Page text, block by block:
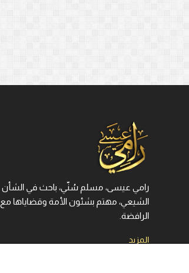
رامي عيسى، مسلم سُنّي، باحث في الشأن
الشيعي، مهتم بشئون الأمة وقضاياها مع
الرافضة.
المزيد